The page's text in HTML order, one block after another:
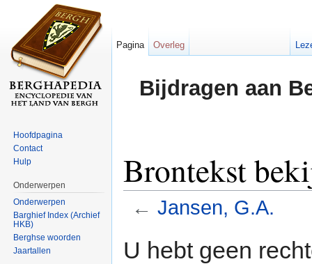
Bijdragen aan
Brontekst
← Jansen, G.A.
U hebt geen
Pagina Overleg
Hoofdpagina
Contact
Hulp
Onderwerpen
Onderwerpen
Barghief Index (Archief
HKB)
Berghse woorden
Jaartallen